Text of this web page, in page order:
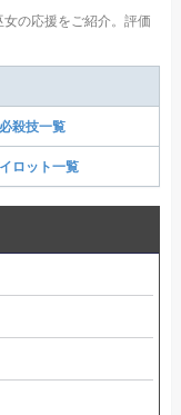
の応援をご紹介。評価
必殺技一覧
ロット一覧